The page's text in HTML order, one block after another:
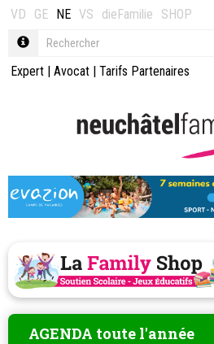
VD GE NE VS dieFamilie SHOP
Expert | Avocat | Tarifs Partenaires
AGENDA toute l'année